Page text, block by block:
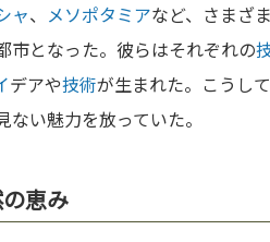
ャ、 メソポタミアなど、さまざ
市となった。彼らはそれぞれの
デアや技術が生まれた。こうして
い魅力を放っていた。
恵み